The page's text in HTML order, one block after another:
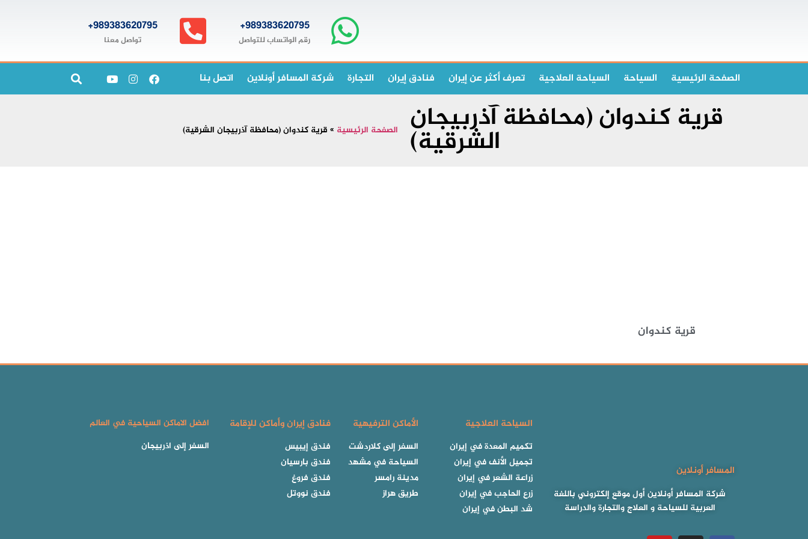
989383620795+
رقم الواتساب للتواصل
989383620795+
تواصل معنا
الصفحة الرئیسیة السياحة السياحة العلاجية تعرف أكثر عن إيران فنادق إيران التجارة شركة المسافر أونلاين اتصل بنا
قرية كندوان (محافظة آذربيجان
الشرقية) الصفحة الرئيسية » قرية كندوان (محافظة آذربيجان الشرقية)
قرية كندوان
المسافر أونلاين
شركة المسافر أونلاين أول موقع إلكتروني باللغة
العربية للسياحة و العلاج والتجارة والدراسة
السياحة العلاجية
تكميم المعدة في إيران
تجميل الأنف في إيران
زراعة الشعر في إيران
زرع الحاجب في إيران
شد البطن في إيران
الأماكن الترفيهية
السفر إلى كلاردشت
السياحة في مشهد
مدينة رامسر
طريق هراز
فنادق إيران وأماكن للإقامة
فندق إيبيس
فندق بارسيان
فندق فروغ
فندق نووتل
افضل الاماكن السياحية في العالم
السفر إلى اذربيجان